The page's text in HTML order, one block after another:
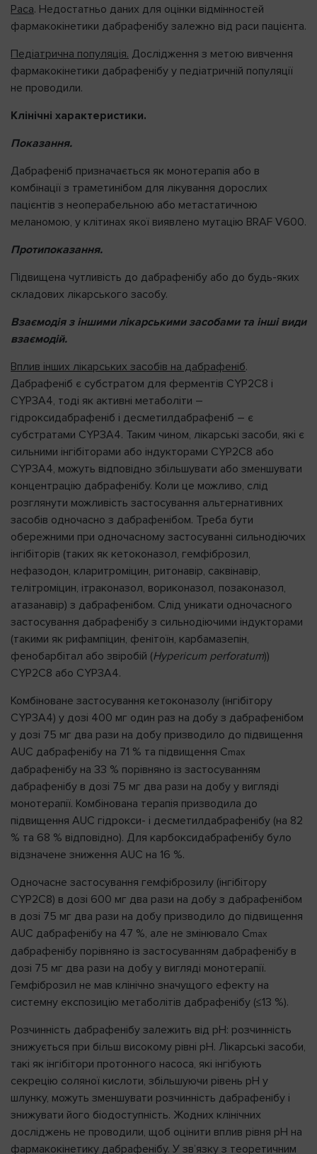
Раса. Недостатньо даних для оцінки відмінностей
фармакокінетики дабрафенібу залежно від раси пацієнта.
Педіатрична популяція. Дослідження з метою вивчення
фармакокінетики дабрафенібу у педіатричній популяції
не проводили.
Клінічні характеристики.
Показання.
Дабрафеніб призначається як монотерапія або в
комбінації з траметинібом для лікування дорослих
пацієнтів з неоперабельною або метастатичною
меланомою, у клітинах якої виявлено мутацію BRAF V600.
Протипоказання.
Підвищена чутливість до дабрафенібу або до будь-яких
складових лікарського засобу.
Взаємодія з іншими лікарськими засобами та інші види
взаємодій.
Вплив інших лікарських засобів на дабрафеніб.
Дабрафеніб є субстратом для ферментів CYP2C8 і
CYP3A4, тоді як активні метаболіти –
гідроксидабрафеніб і десметилдабрафеніб – є
субстратами CYP3A4. Таким чином, лікарські засоби, які є
сильними інгібіторами або індукторами CYP2C8 або
CYP3A4, можуть відповідно збільшувати або зменшувати
концентрацію дабрафенібу. Коли це можливо, слід
розглянути можливість застосування альтернативних
засобів одночасно з дабрафенібом. Треба бути
обережними при одночасному застосуванні сильнодіючих
інгібіторів (таких як кетоконазол, гемфіброзил,
нефазодон, кларитроміцин, ритонавір, саквінавір,
телітроміцин, ітраконазол, вориконазол, позаконазол,
атазанавір) з дабрафенібом. Слід уникати одночасного
застосування дабрафенібу з сильнодіючими індукторами
(такими як рифампіцин, фенітоїн, карбамазепін,
фенобарбітал або звіробій (Hypericum perforatum))
CYP2C8 або CYP3A4.
Комбіноване застосування кетоконазолу (інгібітору
CYP3A4) у дозі 400 мг один раз на добу з дабрафенібом
у дозі 75 мг два рази на добу призводило до підвищення
AUC дабрафенібу на 71 % та підвищення Cmax
дабрафенібу на 33 % порівняно із застосуванням
дабрафенібу в дозі 75 мг два рази на добу у вигляді
монотерапії. Комбінована терапія призводила до
підвищення AUC гідрокси- і десметилдабрафенібу (на 82
% та 68 % відповідно). Для карбоксидабрафенібу було
відзначене зниження AUC на 16 %.
Одночасне застосування гемфіброзилу (інгібітору
CYP2C8) в дозі 600 мг два рази на добу з дабрафенібом
в дозі 75 мг два рази на добу призводило до підвищення
AUC дабрафенібу на 47 %, але не змінювало Cmax
дабрафенібу порівняно із застосуванням дабрафенібу в
дозі 75 мг два рази на добу у вигляді монотерапії.
Гемфіброзил не мав клінічно значущого ефекту на
системну експозицію метаболітів дабрафенібу (≤13 %).
Розчинність дабрафенібу залежить від рН: розчинність
знижується при більш високому рівні рН. Лікарські засоби,
такі як інгібітори протонного насоса, які інгібують
секрецію соляної кислоти, збільшуючи рівень рН у
шлунку, можуть зменшувати розчинність дабрафенібу і
знижувати його біодоступність. Жодних клінічних
досліджень не проводили, щоб оцінити вплив рівня рН на
фармакокінетику дабрафенібу. У зв’язку з теоретичним